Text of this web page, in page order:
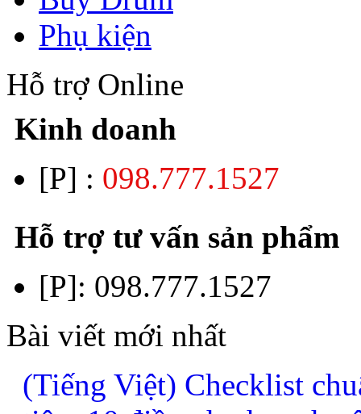
Phụ kiện
Hỗ trợ Online
Kinh doanh
[P] : 098.777.1527
Hỗ trợ tư vấn sản phẩm
[P]: 098.777.1527
Bài viết mới nhất
(Tiếng Việt) Checklist